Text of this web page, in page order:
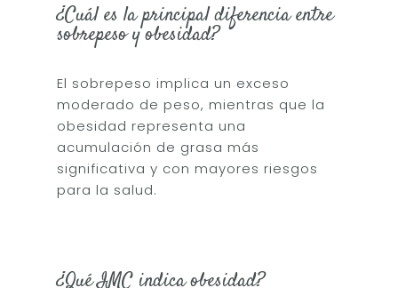
¿Cuál es la principal diferencia entre
sobrepeso y obesidad?
El sobrepeso implica un exceso
moderado de peso, mientras que la
obesidad representa una
acumulación de grasa más
significativa y con mayores riesgos
para la salud.
¿Qué IMC indica obesidad?